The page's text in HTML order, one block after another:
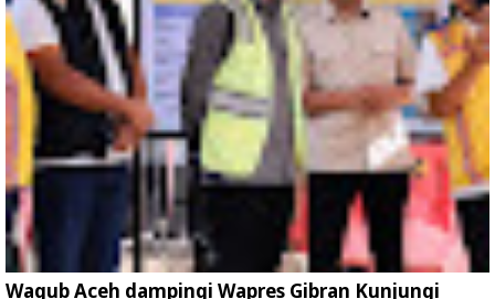
Wagub Aceh dampingi Wapres Gibran Kunjungi